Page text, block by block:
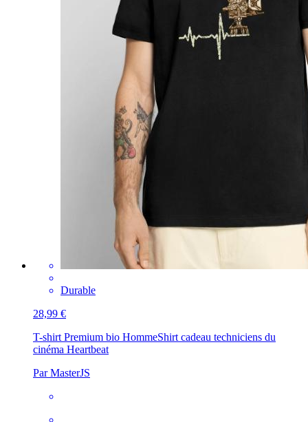
Durable
28,99 €
T-shirt Premium bio HommeShirt cadeau techniciens du
cinéma Heartbeat
Par MasterJS